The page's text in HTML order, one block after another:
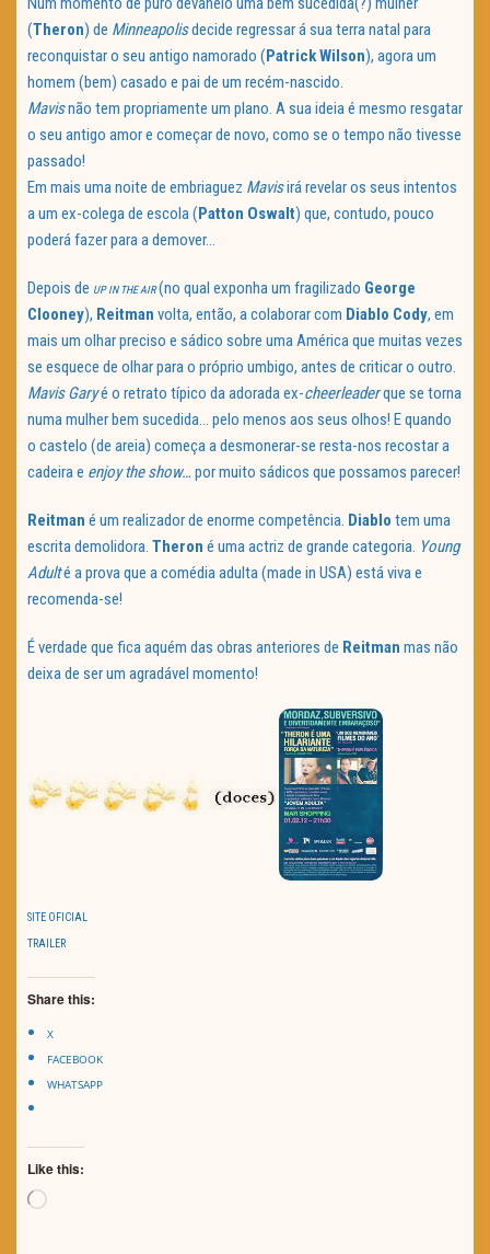
(Theron) de Minneapolisdecide regressar á sua terra natal para
reconquistar o seu antigo namorado (PatrickWilson), agora um
homem (bem) casado e pai de um recém-nascido.
Mavisnão tem propriamente um plano. A sua ideia é mesmo resgatar
o seu antigo amor e começar de novo, como se o tempo não tivesse
passado!
Em mais uma noite de embriaguez Mavisirá revelar os seus intentos
a um ex-colega de escola (Patton Oswalt) que, contudo, pouco
poderá fazer para a demover…
Depois de UP IN THE AIR(no qual exponha um fragilizado George
Clooney), Reitman volta, então, a colaborar com Diablo Cody, em
mais um olhar preciso e sádico sobre uma América que muitas vezes
se esquece de olhar para o próprio umbigo, antes de criticar o outro.
Mavis Garyé o retrato típico da adorada ex-cheerleaderque se torna
numa mulher bem sucedida… pelo menos aos seus olhos! E quando
o castelo (de areia) começa a desmonerar-se resta-nos recostar a
cadeira e enjoy the show…por muito sádicos que possamos parecer!
Reitman é um realizador de enorme competência. Diablo tem uma
escrita demolidora. Theron é uma actriz de grande categoria. Young
Adulté a prova que a comédia adulta (made in USA) está viva e
recomenda-se!
É verdade que fica aquém das obras anteriores de Reitman mas não
deixa de ser um agradável momento!
SITE OFICIAL
TRAILER
Share this:
X
FACEBOOK
WHATSAPP
Like this:
Loading…